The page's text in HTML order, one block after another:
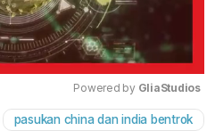
Mute
Powered by GliaStudios
pasukan china dan india bentrok